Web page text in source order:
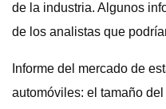
de la industria. Algunos
de los analistas que
Informe del mercado de
automóviles: el tamaño